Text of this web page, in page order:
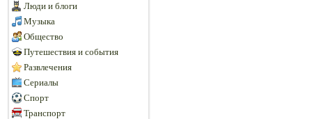
Люди и блоги
Музыка
Общество
Путешествия и события
Развлечения
Сериалы
Спорт
Транспорт